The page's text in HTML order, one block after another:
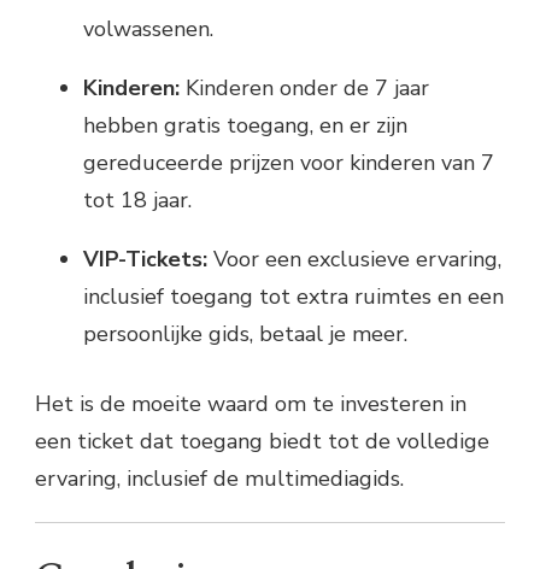
volwassenen.
Kinderen: Kinderen onder de 7 jaar
hebben gratis toegang, en er zijn
gereduceerde prijzen voor kinderen van 7
tot 18 jaar.
VIP-Tickets: Voor een exclusieve ervaring,
inclusief toegang tot extra ruimtes en een
persoonlijke gids, betaal je meer.
Het is de moeite waard om te investeren in
een ticket dat toegang biedt tot de volledige
ervaring, inclusief de multimediagids.